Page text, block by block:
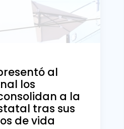
al
los
a la
tras sus
de vida